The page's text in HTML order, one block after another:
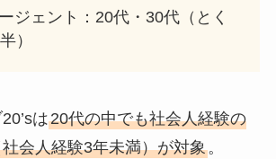
ジェント：20代・30代（とく
）
は20代の中でも社会人経験の
会人経験3年未満）が対象。